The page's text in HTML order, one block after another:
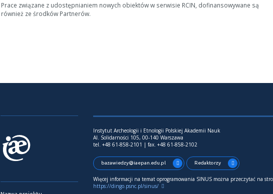
Prace związane z udostępnianiem nowych obiektów w serwisie RCIN, dofinansowywane są
również ze środków Partnerów.
Instytut Archeologii i Etnologii Polskiej Akademii Nauk
Al. Solidarności 105, 00-140 Warszawa
tel. +48 61-858-2101 | fax. +48 61-858-2102
bazawiedzy@iaepan.edu.pl Redaktorzy
Więcej informacji na temat oprogramowania SINUS można przeczytać na
https://dingo.psnc.pl/sinus/